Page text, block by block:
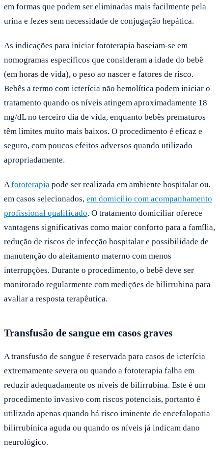
em formas que podem ser eliminadas mais facilmente pela
urina e fezes sem necessidade de conjugação hepática.
As indicações para iniciar fototerapia baseiam-se em
nomogramas específicos que consideram a idade do bebê
(em horas de vida), o peso ao nascer e fatores de risco.
Bebês a termo com icterícia não hemolítica podem iniciar o
tratamento quando os níveis atingem aproximadamente 18
mg/dL no terceiro dia de vida, enquanto bebês prematuros
têm limites muito mais baixos. O procedimento é eficaz e
seguro, com poucos efeitos adversos quando utilizado
apropriadamente.
Afototerapia pode ser realizada em ambiente hospitalar ou,
em casos selecionados, em domicílio com acompanhamento
profissional qualificado. O tratamento domiciliar oferece
vantagens significativas como maior conforto para a família,
redução de riscos de infecção hospitalar e possibilidade de
manutenção do aleitamento materno com menos
interrupções. Durante o procedimento, o bebê deve ser
monitorado regularmente com medições de bilirrubina para
avaliar a resposta terapêutica.
Transfusão de sangue em casos graves
A transfusão de sangue é reservada para casos de icterícia
extremamente severa ou quando a fototerapia falha em
reduzir adequadamente os níveis de bilirrubina. Este é um
procedimento invasivo com riscos potenciais, portanto é
utilizado apenas quando há risco iminente de encefalopatia
bilirrubínica aguda ou quando os níveis já indicam dano
neurológico.